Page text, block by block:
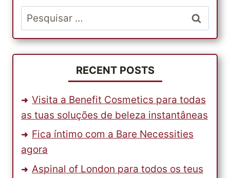
DO
QUE
DOGFUNK
Pesquisar
por:
RECENT POSTS
Visita a Benefit Cosmetics para todas
as tuas soluções de beleza instantâneas
Fica íntimo com a Bare Necessities
agora
Aspinal of London para todos os teus